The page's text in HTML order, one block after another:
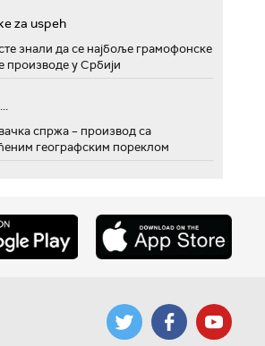
za uspeh
знали да се најбоље грамофонске
производе у Србији
спржа – производ са
географским пореклом